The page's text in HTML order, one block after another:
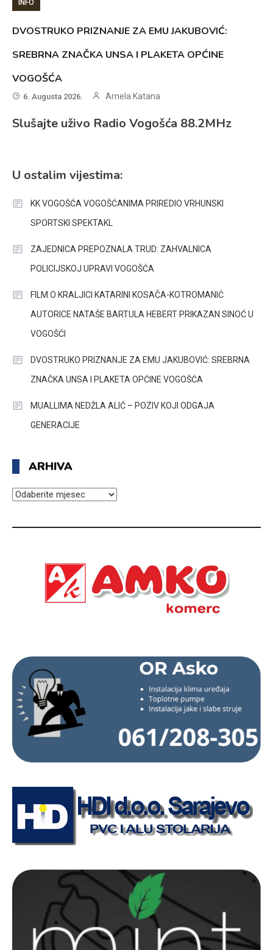
INFO
DVOSTRUKO PRIZNANJE ZA EMU JAKUBOVIĆ:
SREBRNA ZNAČKA UNSA I PLAKETA OPĆINE
VOGOŠĆA
6. Augusta 2026. Arnela Katana
Slušajte uživo Radio Vogošća 88.2MHz
U ostalim vijestima:
KK VOGOŠĆA VOGOŠĆANIMA PRIREDIO VRHUNSKI
SPORTSKI SPEKTAKL
ZAJEDNICA PREPOZNALA TRUD: ZAHVALNICA
POLICIJSKOJ UPRAVI VOGOŠĆA
FILM O KRALJICI KATARINI KOSAČA-KOTROMANIĆ
AUTORICE NATAŠE BARTULA HEBERT PRIKAZAN SINOĆ U
VOGOŠĆI
DVOSTRUKO PRIZNANJE ZA EMU JAKUBOVIĆ: SREBRNA
ZNAČKA UNSA I PLAKETA OPĆINE VOGOŠĆA
MUALLIMA NEDŽLA ALIĆ – POZIV KOJI ODGAJA
GENERACIJE
ARHIVA
ARHIVA